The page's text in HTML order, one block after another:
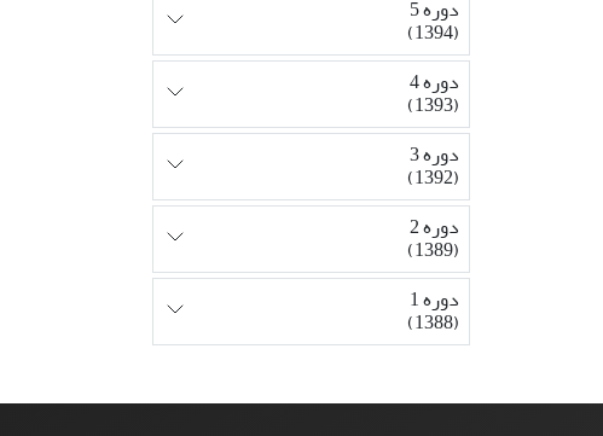
دوره 5
(1394)
دوره 4
(1393)
دوره 3
(1392)
دوره 2
(1389)
دوره 1
(1388)